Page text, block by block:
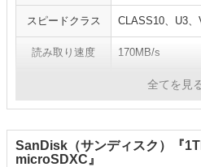
スピードクラス CLASS10、U3、
読み取り速度 170MB/s
全てを見
SanDisk（サンディスク）『
microSDXC』